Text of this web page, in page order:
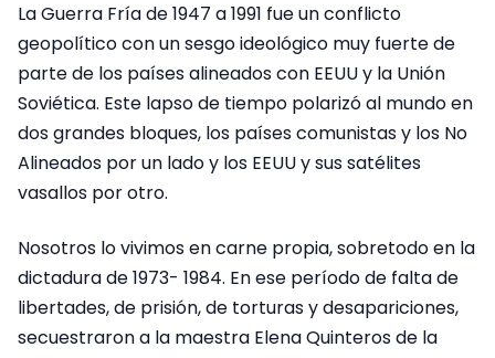
La Guerra Fría de 1947 a 1991 fue un conflicto
geopolítico con un sesgo ideológico muy fuerte de
parte de los países alineados con EEUU y la Unión
Soviética. Este lapso de tiempo polarizó al mundo en
dos grandes bloques, los países comunistas y los No
Alineados por un lado y los EEUU y sus satélites
vasallos por otro.
Nosotros lo vivimos en carne propia, sobretodo en la
dictadura de 1973- 1984. En ese período de falta de
libertades, de prisión, de torturas y desapariciones,
secuestraron a la maestra Elena Quinteros de la